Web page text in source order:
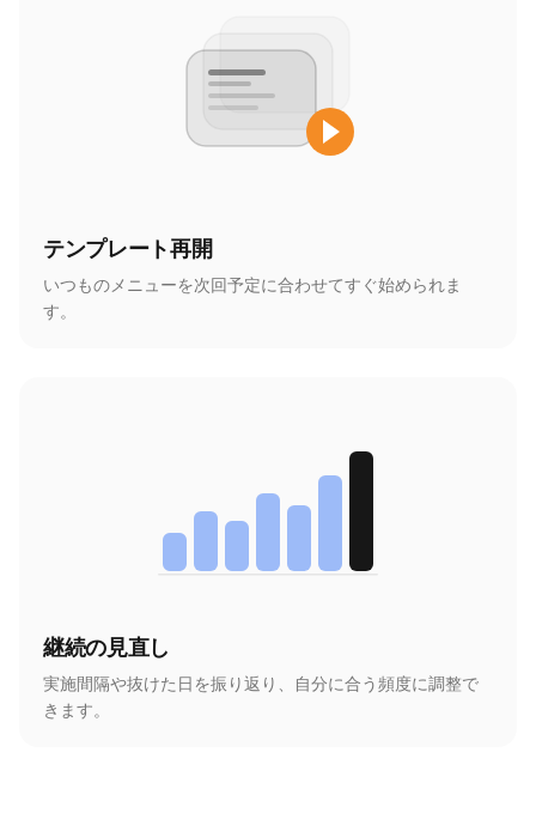
テンプレート再開
いつものメニューを次回予定に合わせてすぐ始められま
す。
継続の見直し
実施間隔や抜けた日を振り返り、自分に合う頻度に調整で
きます。